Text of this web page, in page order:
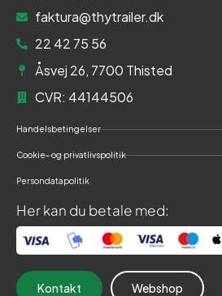
faktura@thytrailer.dk
22 42 75 56
Åsvej 26, 7700 Thisted
CVR: 44144506
Handelsbetingelser
Cookie- og privatlivspolitik
Persondatapolitik
Her kan du betale med:
Kontakt Webshop